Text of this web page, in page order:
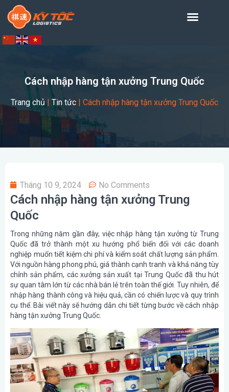
Cách nhập hàng tận xưởng Trung Quốc
Trang chủ| Tin tức | Cách nhập hàng tận xưởng Trung Quốc
Tháng 10 9, 2024 No Comments
Cách nhập hàng tận xưởng Trung
Quốc
Trong những năm gần đây, việc nhập hàng tận xưởng từ Trung
Quốc đã trở thành một xu hướng phổ biến đối với các doanh
nghiệp muốn tiết kiệm chi phí và kiểm soát chất lượng sản phẩm.
Với nguồn hàng phong phú, giá thành cạnh tranh và khả năng tùy
chỉnh sản phẩm, các xưởng sản xuất tại Trung Quốc đã thu hút
sự quan tâm lớn từ các nhà bán lẻ trên toàn thế giới. Tuy nhiên, để
nhập hàng thành công và hiệu quả, cần có chiến lược và quy trình
cụ thể. Bài viết này sẽ hướng dẫn chi tiết từng bước về cách nhập
hàng tận xưởng Trung Quốc.